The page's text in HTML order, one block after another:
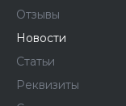
Отзывы
Новости
Статьи
Реквизиты